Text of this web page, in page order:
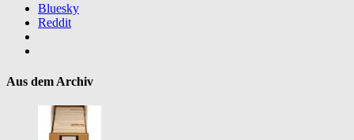
Bluesky
Reddit
Aus dem Archiv